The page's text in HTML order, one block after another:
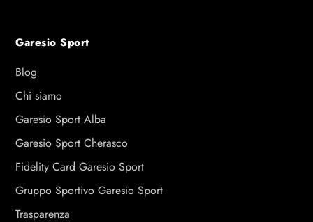
Garesio Sport
Blog
Chi siamo
Garesio Sport Alba
Garesio Sport Cherasco
Fidelity Card Garesio Sport
Gruppo Sportivo Garesio Sport
Trasparenza